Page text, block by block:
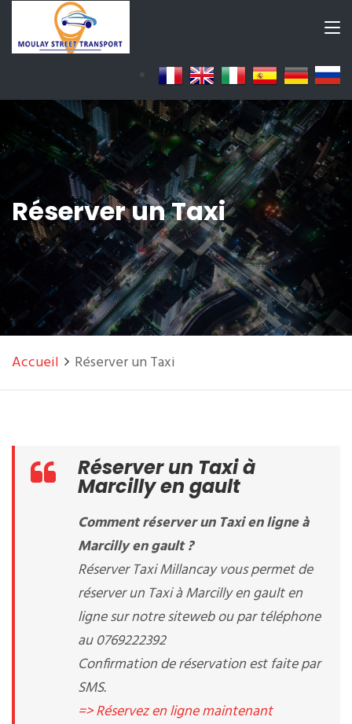
Réserver un Taxi
Accueil Réserver un Taxi
Réserver un Taxi à
Marcilly en gault
Comment réserver un Taxi en ligne à
Marcilly en gault ?
Réserver Taxi Millancay vous permet de
réserver un Taxi à Marcilly en gault en
ligne sur notre siteweb ou par téléphone
au 0769222392
Confirmation de réservation est faite par
SMS.
=> Réservez en ligne maintenant